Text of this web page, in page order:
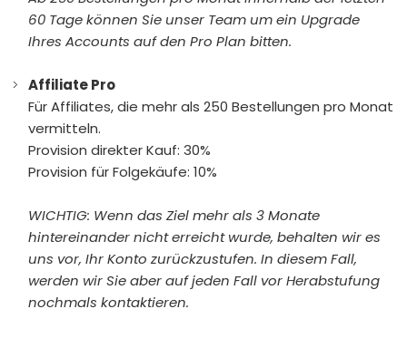
60 Tage können Sie unser Team um ein Upgrade
Ihres Accounts auf den Pro Plan bitten.
Affiliate Pro
Für Affiliates, die mehr als 250 Bestellungen pro Monat
vermitteln.
Provision direkter Kauf: 30%
Provision für Folgekäufe: 10%
WICHTIG: Wenn das Ziel mehr als 3 Monate
hintereinander nicht erreicht wurde, behalten wir es
uns vor, Ihr Konto zurückzustufen. In diesem Fall,
werden wir Sie aber auf jeden Fall vor Herabstufung
nochmals kontaktieren.